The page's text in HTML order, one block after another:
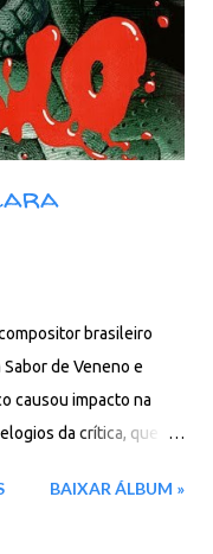
- ZiP - MP3 - 320 Kbps
MEGA - MediaFire -
brasileiro
de Veneno e
causou impacto na
da crítica, que
Clara Crocodilo
BAIXAR ÁLBUM »